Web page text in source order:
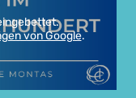
von Google.